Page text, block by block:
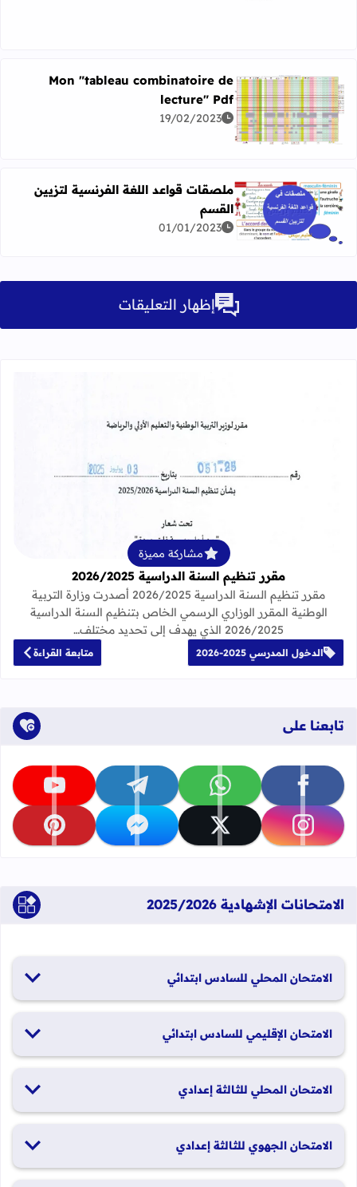
اقرأ المزيد عن Mon "tableau combinatoire de lecture" Pdf
Mon "tableau combinatoire de
lecture" Pdf
19/02/2023
اقرأ المزيد عن ملصقات قواعد اللغة الفرنسية لتزيين القسم
ملصقات قواعد اللغة الفرنسية لتزيين
القسم
01/01/2023
إظهار التعليقات
قراءة المزيد عن مقرر تنظيم السنة الدراسية
مشاركة مميزة
مقرر تنظيم السنة الدراسية 2026/2025
مقرر تنظيم السنة الدراسية 2026/2025 أصدرت وزارة التربية
الوطنية المقرر الوزاري الرسمي الخاص بتنظيم السنة الدراسية
2026/2025 الذي يهدف إلى تحديد مختلف…
الدخول المدرسي 2025-2026 متابعة القراءة
تابعنا على
تابعنا على facebook تابعنا على whatsapp تابعنا على telegram تابعنا على youtube
تابعنا على instagram تابعنا على x تابعنا على messenger تابعنا على pinterest
الامتحانات الإشهادية 2025/2026
الامتحان المحلي للسادس ابتدائي
الامتحان الإقليمي للسادس ابتدائي
الامتحان المحلي للثالثة إعدادي
الامتحان الجهوي للثالثة إعدادي